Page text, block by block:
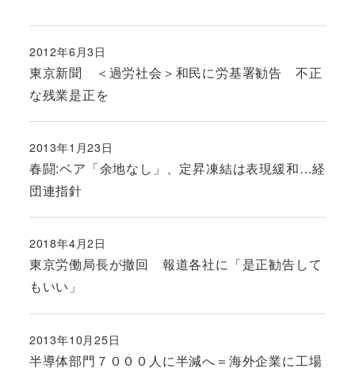
東京新聞 ＜過労社会＞和民に労基署勧告 不正
な残業是正を
投稿日
2012年6月3日
春闘:ベア「余地なし」、定昇凍結は表現緩和…経
団連指針
投稿日
2013年1月23日
東京労働局長が撤回 報道各社に「是正勧告して
もいい」
投稿日
2018年4月2日
半導体部門７０００人に半減へ＝海外企業に工場
投稿日
2013年10月25日